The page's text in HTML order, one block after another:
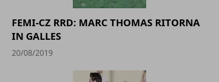
FEMI-CZ RRD: MARC THOMAS RITORNA
IN GALLES
20/08/2019